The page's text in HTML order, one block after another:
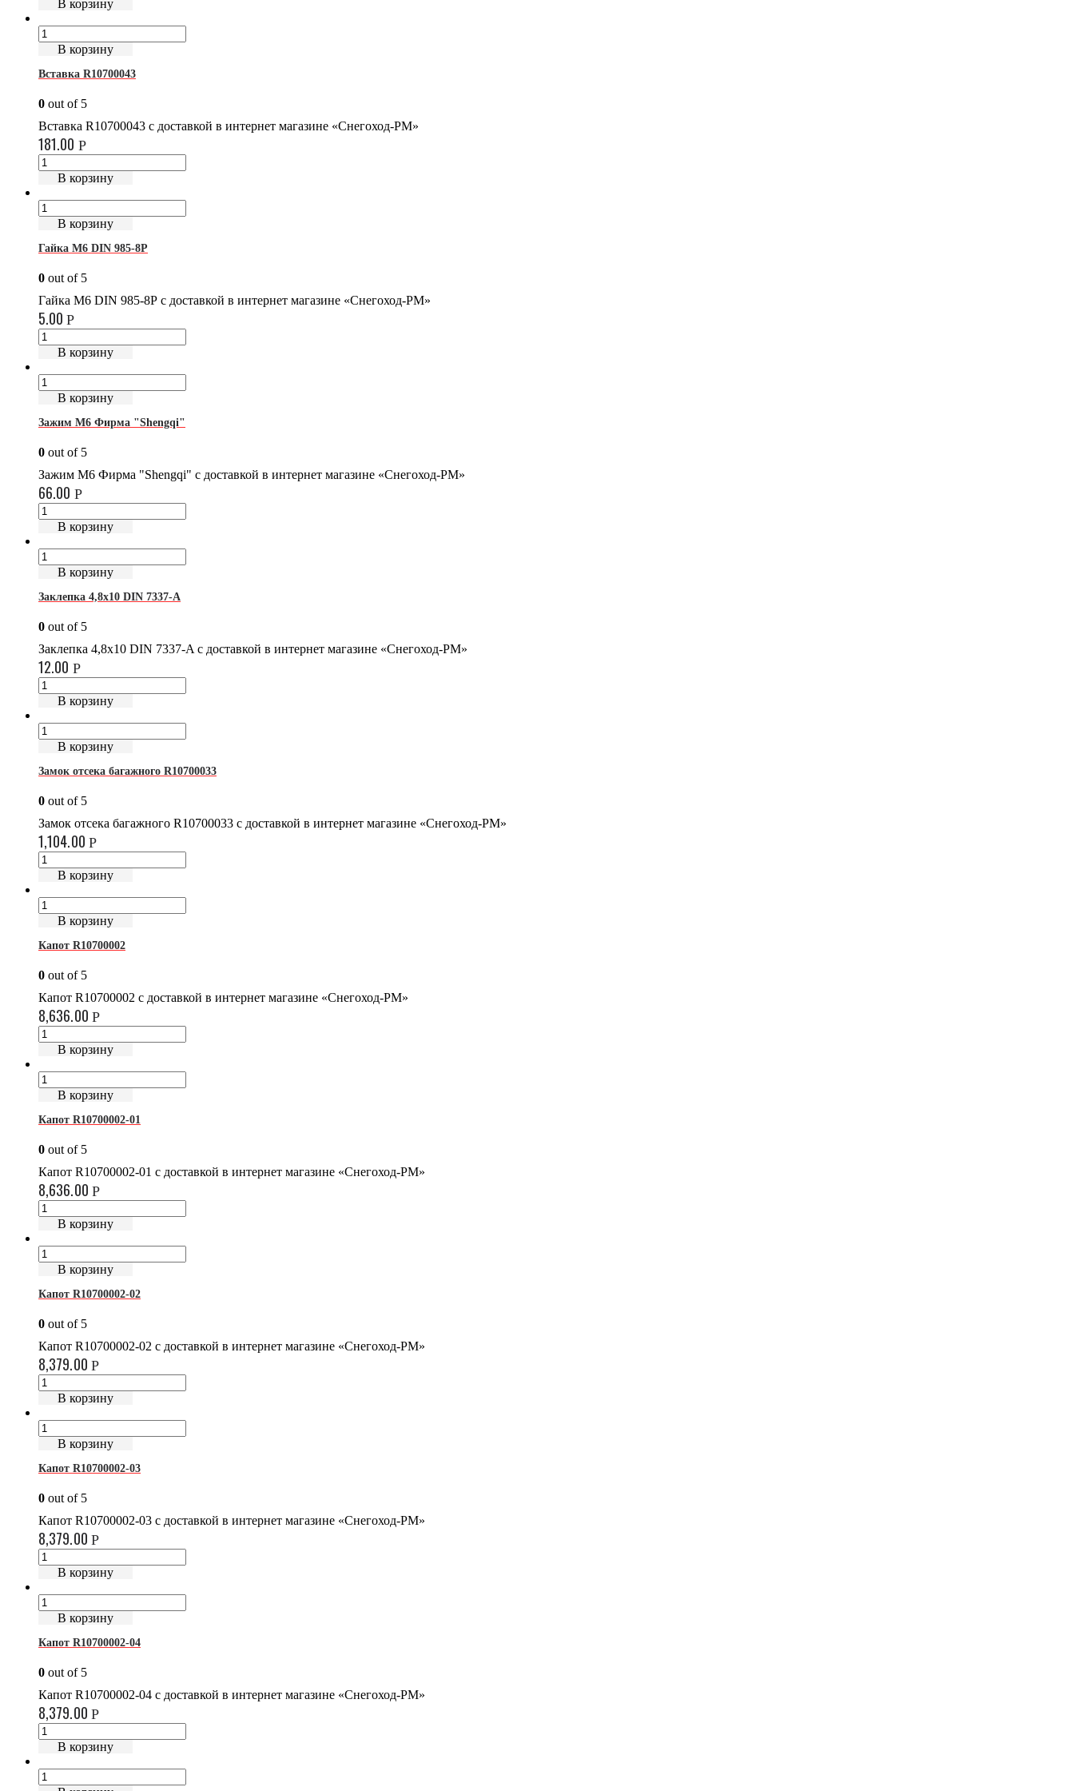
В корзину
В корзину
Вставка R10700043
0 out of 5
Вставка R10700043 с доставкой в интернет магазине «Снегоход-РМ»
181.00 Р
В корзину
В корзину
Гайка М6 DIN 985-8Р
0 out of 5
Гайка М6 DIN 985-8Р с доставкой в интернет магазине «Снегоход-РМ»
5.00Р
В корзину
В корзину
Зажим М6 Фирма "Shengqi"
0 out of 5
Зажим М6 Фирма "Shengqi" с доставкой в интернет магазине «Снегоход-РМ»
66.00 Р
В корзину
В корзину
Заклепка 4,8х10 DIN 7337-A
0 out of 5
Заклепка 4,8х10 DIN 7337-A с доставкой в интернет магазине «Снегоход-РМ»
12.00 Р
В корзину
В корзину
Замок отсека багажного R10700033
0 out of 5
Замок отсека багажного R10700033 с доставкой в интернет магазине «Снегоход-РМ»
1,104.00 Р
В корзину
В корзину
Капот R10700002
0 out of 5
Капот R10700002 с доставкой в интернет магазине «Снегоход-РМ»
8,636.00 Р
В корзину
В корзину
Капот R10700002-01
0 out of 5
Капот R10700002-01 с доставкой в интернет магазине «Снегоход-РМ»
8,636.00 Р
В корзину
В корзину
Капот R10700002-02
0 out of 5
Капот R10700002-02 с доставкой в интернет магазине «Снегоход-РМ»
8,379.00 Р
В корзину
В корзину
Капот R10700002-03
0 out of 5
Капот R10700002-03 с доставкой в интернет магазине «Снегоход-РМ»
8,379.00 Р
В корзину
В корзину
Капот R10700002-04
0 out of 5
Капот R10700002-04 с доставкой в интернет магазине «Снегоход-РМ»
8,379.00 Р
В корзину